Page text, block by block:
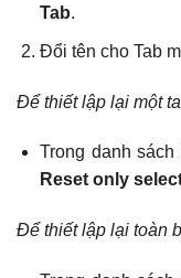
Tab.
Đổi tên cho Tab
Để thiết lập lại một
Trong danh sách
Reset only
Để thiết lập lại toàn